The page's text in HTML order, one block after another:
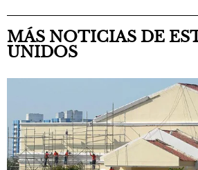
MÁS NOTICIAS DE
UNIDOS